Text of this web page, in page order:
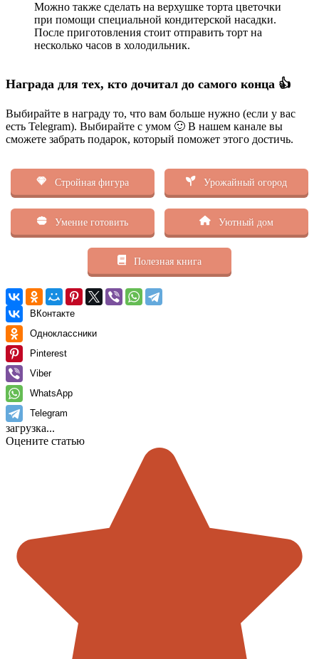
Можно также сделать на верхушке торта цветочки
при помощи специальной кондитерской насадки.
После приготовления стоит отправить торт на
несколько часов в холодильник.
Награда для тех, кто дочитал до самого конца 👍
Выбирайте в награду то, что вам больше нужно (если у вас
есть Telegram). Выбирайте с умом 🙂 В нашем канале вы
сможете забрать подарок, который поможет этого достичь.
Стройная фигура Урожайный огород
Умение готовить Уютный дом
Полезная книга
ВКонтакте
Одноклассники
Pinterest
Viber
WhatsApp
Telegram
загрузка...
Оцените статью